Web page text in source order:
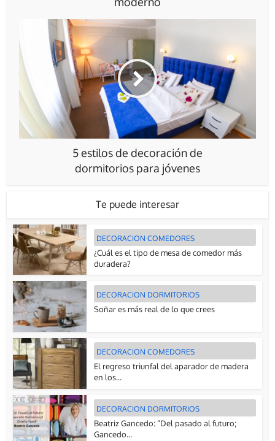
5 estilos de decoración de
dormitorios para jóvenes
Te puede interesar
DECORACION COMEDORES
¿Cuál es el tipo de mesa de comedor más
duradera?
DECORACION DORMITORIOS
Soñar es más real de lo que crees
DECORACION COMEDORES
El regreso triunfal del aparador de madera
en los...
DECORACION DORMITORIOS
Beatriz Gancedo: “Del pasado al futuro;
Gancedo...